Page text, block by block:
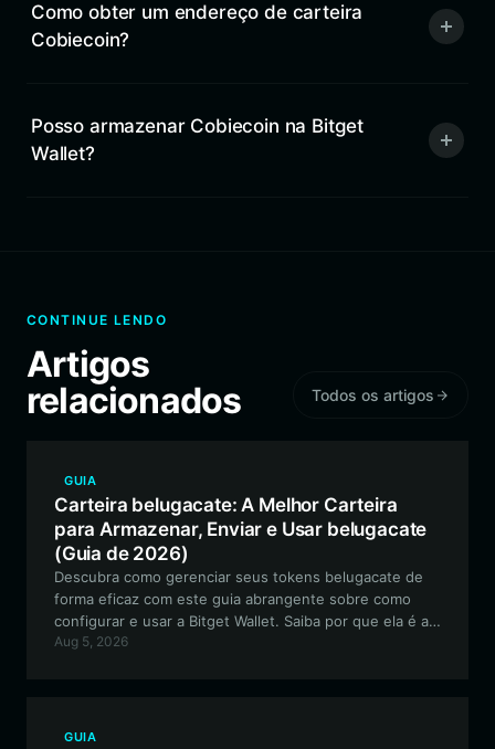
Como obter um endereço de carteira
Cobiecoin?
Posso armazenar Cobiecoin na Bitget
Wallet?
CONTINUE LENDO
Artigos
relacionados
Todos os artigos
GUIA
Carteira belugacate: A Melhor Carteira
para Armazenar, Enviar e Usar belugacate
(Guia de 2026)
Descubra como gerenciar seus tokens belugacate de
forma eficaz com este guia abrangente sobre como
configurar e usar a Bitget Wallet. Saiba por que ela é a
principal escolha para o gerenciamento seguro de
Aug 5, 2026
GUIA